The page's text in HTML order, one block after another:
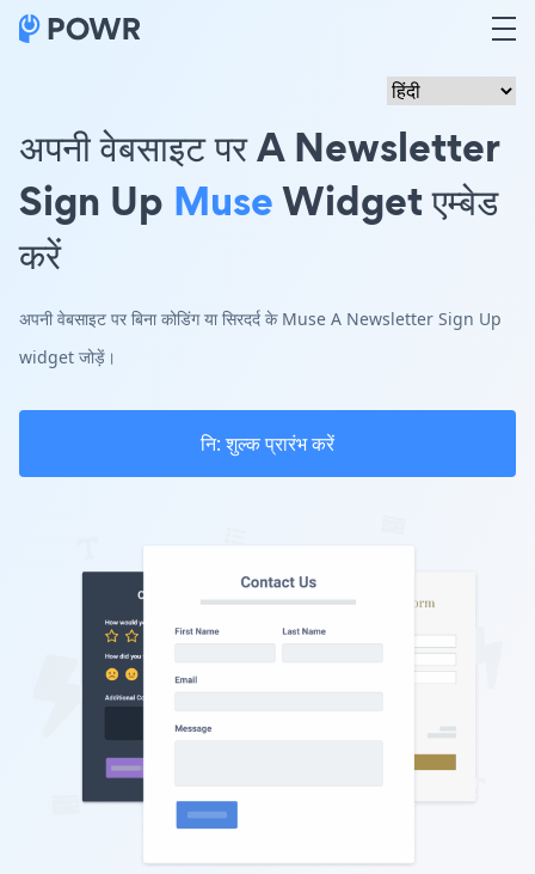
अपनी वेबसाइट पर A Newsletter
Sign Up MuseWidget एम्बेड
करें
अपनी वेबसाइट पर बिना कोडिंग या सिरदर्द के Muse A Newsletter Sign Up
widget जोड़ें।
नि: शुल्क प्रारंभ करें